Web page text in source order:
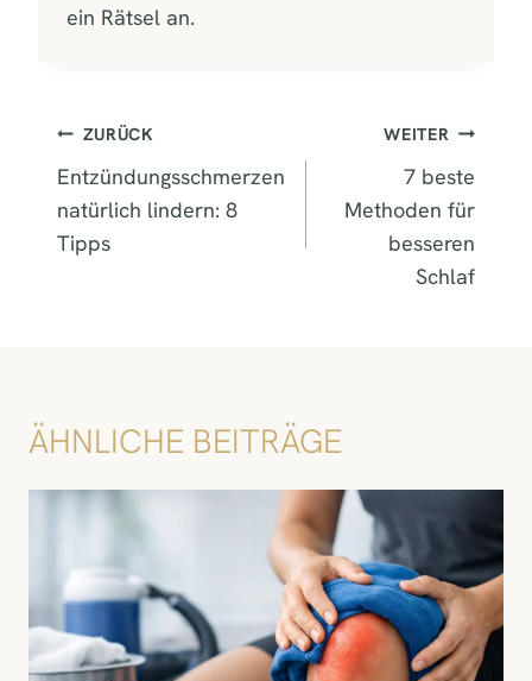
ein Rätsel an.
BEITRAGSNAVIGATION
ZURÜCK
Entzündungsschmerzen
natürlich lindern: 8
Tipps
WEITER
7 beste
Methoden für
besseren
Schlaf
ÄHNLICHE BEITRÄGE